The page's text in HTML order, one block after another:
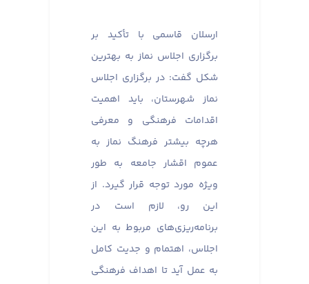
ارسلان قاسمی با تأکید بر
برگزاری اجلاس نماز به بهترین
شکل گفت: در برگزاری اجلاس
نماز شهرستان، باید اهمیت
اقدامات فرهنگی و معرفی
هرچه بیشتر فرهنگ نماز به
عموم اقشار جامعه به طور
ویژه مورد توجه قرار گیرد. از
این رو، لازم است در
برنامه‌ریزی‌های مربوط به این
اجلاس، اهتمام و جدیت کامل
به عمل آید تا اهداف فرهنگی